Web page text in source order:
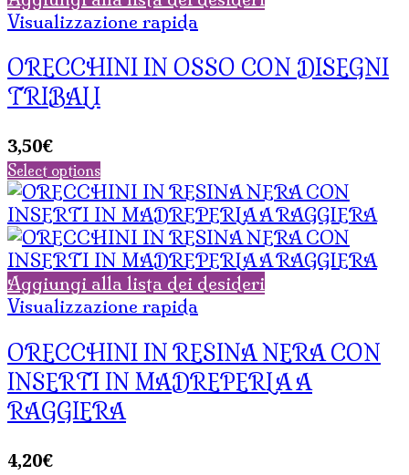
Visualizzazione rapida
ORECCHINI IN OSSO CON DISEGNI
TRIBALI
3,50€
Select options
Aggiungi alla lista dei desideri
Visualizzazione rapida
ORECCHINI IN RESINA NERA CON
INSERTI IN MADREPERLA A
RAGGIERA
4,20€